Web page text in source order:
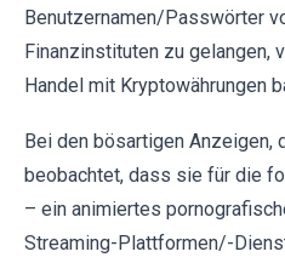
Benutzernamen/Passwörter
Finanzinstituten zu gelangen,
Handel mit Kryptowährungen
Bei den bösartigen Anzeigen,
beobachtet, dass sie für die
– ein animiertes
Streaming-Plattformen/-